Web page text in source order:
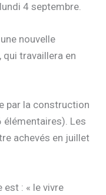
4 septembre.
nouvelle
qui travaillera en
par la construction
Les
achevés en juillet
est : « le vivre